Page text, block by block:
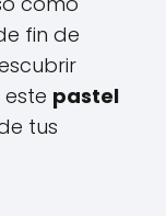
fin de
pastel
tus